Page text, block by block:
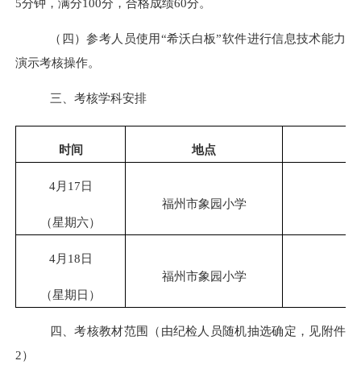
（ 四）参考人员使用“希沃白板”软件进行信息技术能力
演示考核操作。
三、 考核学科安排
时间 地点
4月17日
（星期六）
福州市象园小学
4月18日
（星期日）
福州市象园小学
四、考核教材范围（由纪检人员随机抽选确定，见附件
2）